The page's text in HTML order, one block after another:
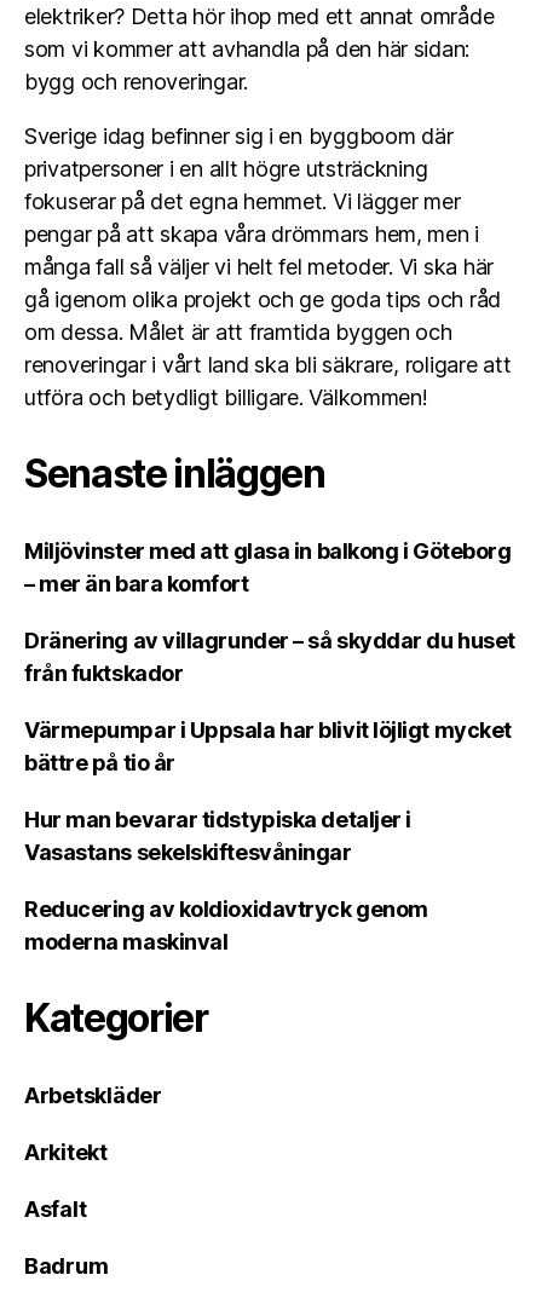
elektriker? Detta hör ihop med ett annat område
som vi kommer att avhandla på den här sidan:
bygg och renoveringar.
Sverige idag befinner sig i en byggboom där
privatpersoner i en allt högre utsträckning
fokuserar på det egna hemmet. Vi lägger mer
pengar på att skapa våra drömmars hem, men i
många fall så väljer vi helt fel metoder. Vi ska här
gå igenom olika projekt och ge goda tips och råd
om dessa. Målet är att framtida byggen och
renoveringar i vårt land ska bli säkrare, roligare att
utföra och betydligt billigare. Välkommen!
Senaste inläggen
Miljövinster med att glasa in balkong i Göteborg
– mer än bara komfort
Dränering av villagrunder – så skyddar du huset
från fuktskador
Värmepumpar i Uppsala har blivit löjligt mycket
bättre på tio år
Hur man bevarar tidstypiska detaljer i
Vasastans sekelskiftesvåningar
Reducering av koldioxidavtryck genom
moderna maskinval
Kategorier
Arbetskläder
Arkitekt
Asfalt
Badrum